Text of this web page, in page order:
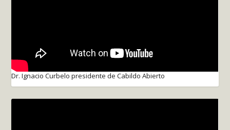
Dr. Ignacio Curbelo presidente de Cabildo Abierto